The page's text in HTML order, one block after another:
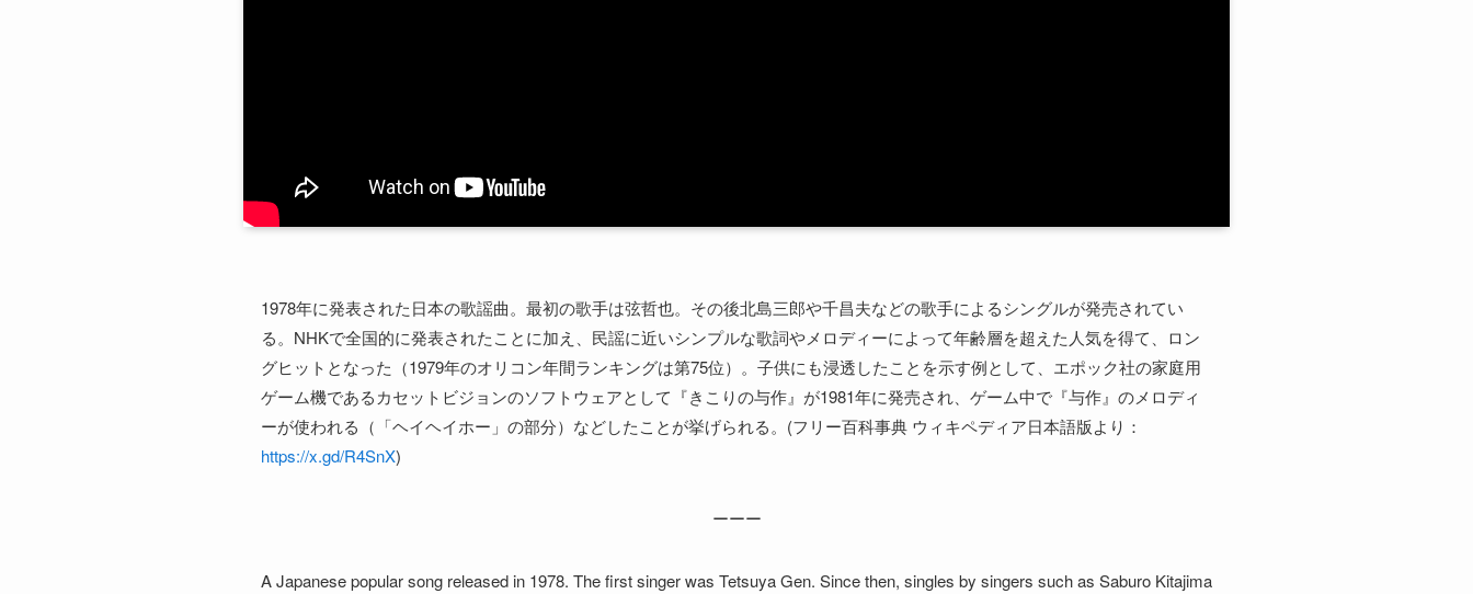
1978年に発表された日本の歌謡曲。最初の歌手は弦哲也。その後北島三郎や千昌夫などの歌手によるシングルが発売されてい
る。NHKで全国的に発表されたことに加え、民謡に近いシンプルな歌詞やメロディーによって年齢層を超えた人気を得て、ロン
グヒットとなった（1979年のオリコン年間ランキングは第75位）。子供にも浸透したことを示す例として、エポック社の家庭用
ゲーム機であるカセットビジョンのソフトウェアとして『きこりの与作』が1981年に発売され、ゲーム中で『与作』のメロディ
ーが使われる（「ヘイヘイホー」の部分）などしたことが挙げられる。(フリー百科事典 ウィキペディア日本語版より：
https://x.gd/R4SnX)
ーーー
A Japanese popular song released in 1978. The first singer was Tetsuya Gen. Since then, singles by singers such as Saburo Kitajima